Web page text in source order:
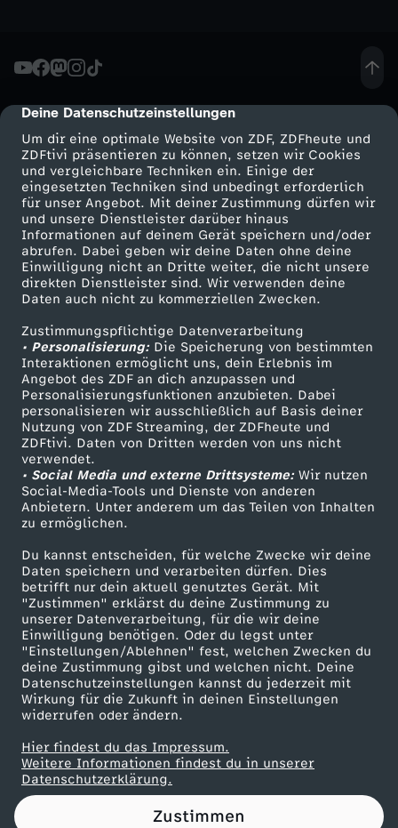
cmp-dialog-description
Deine Datenschutzeinstellungen
Um dir eine optimale Website von ZDF, ZDFheute und
ZDFtivi präsentieren zu können, setzen wir Cookies
und vergleichbare Techniken ein. Einige der
eingesetzten Techniken sind unbedingt erforderlich
für unser Angebot. Mit deiner Zustimmung dürfen wir
und unsere Dienstleister darüber hinaus
Informationen auf deinem Gerät speichern und/oder
abrufen. Dabei geben wir deine Daten ohne deine
Einwilligung nicht an Dritte weiter, die nicht unsere
direkten Dienstleister sind. Wir verwenden deine
Daten auch nicht zu kommerziellen Zwecken.
Zustimmungspflichtige Datenverarbeitung
• Personalisierung:Die Speicherung von bestimmten
Interaktionen ermöglicht uns, dein Erlebnis im
Angebot des ZDF an dich anzupassen und
Personalisierungsfunktionen anzubieten. Dabei
personalisieren wir ausschließlich auf Basis deiner
Nutzung von ZDF Streaming, der ZDFheute und
ZDFtivi. Daten von Dritten werden von uns nicht
verwendet.
• Social Media und externe Drittsysteme:Wir nutzen
Social-Media-Tools und Dienste von anderen
Anbietern. Unter anderem um das Teilen von Inhalten
zu ermöglichen.
Du kannst entscheiden, für welche Zwecke wir deine
Daten speichern und verarbeiten dürfen. Dies
betrifft nur dein aktuell genutztes Gerät. Mit
"Zustimmen" erklärst du deine Zustimmung zu
unserer Datenverarbeitung, für die wir deine
Einwilligung benötigen. Oder du legst unter
"Einstellungen/Ablehnen" fest, welchen Zwecken du
deine Zustimmung gibst und welchen nicht. Deine
Datenschutzeinstellungen kannst du jederzeit mit
Wirkung für die Zukunft in deinen Einstellungen
widerrufen oder ändern.
Hier findest du das Impressum.
Weitere Informationen findest du in unserer
Datenschutzerklärung.
Zustimmen
m
p
-
R
e
d
e
:
N
a
c
h
l
e
s
e
i
m
Mehr ZDF
ZDF-Apps
Smart TV
ZDFtext
Livestreams
Sendungen A-Z
TV-Programm
Service
ZDFmitreden
Kontakt zum ZDF
Tickets
Zuschauerservice
Hilfe
ZDF Unternehmen
Karriere
ZDF goes Schule
Werbefernsehen
Mainzelmännchen
Partner